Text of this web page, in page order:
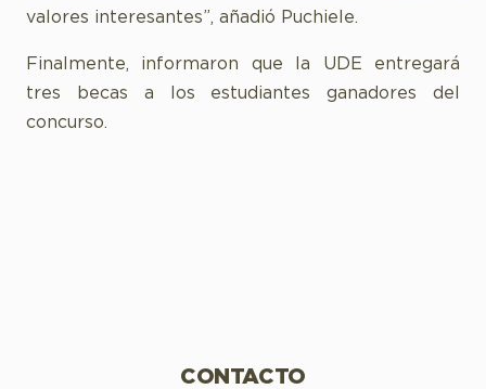
valores interesantes”, añadió Puchiele.
Finalmente, informaron que la UDE entregará
tres becas a los estudiantes ganadores del
concurso.
CONTACTO